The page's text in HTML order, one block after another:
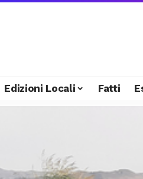
Edizioni Locali Fatti